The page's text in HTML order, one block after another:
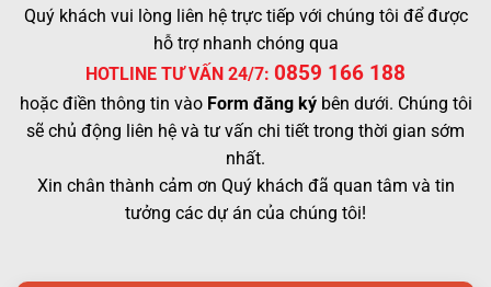
Quý khách vui lòng liên hệ trực tiếp với chúng tôi để được
hỗ trợ nhanh chóng qua
HOTLINE TƯ VẤN 24/7: 0859 166 188
hoặc điền thông tin vào Form đăng kýbên dưới. Chúng tôi
sẽ chủ động liên hệ và tư vấn chi tiết trong thời gian sớm
nhất.
Xin chân thành cảm ơn Quý khách đã quan tâm và tin
tưởng các dự án của chúng tôi!